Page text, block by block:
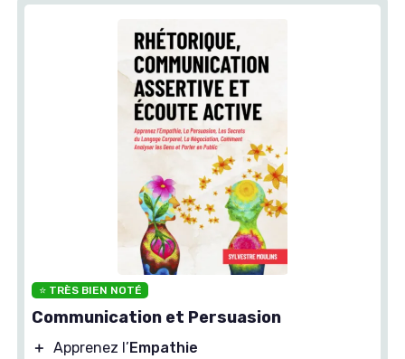
⭐ TRÈS BIEN NOTÉ
Communication et Persuasion
＋ Apprenez l’Empathie